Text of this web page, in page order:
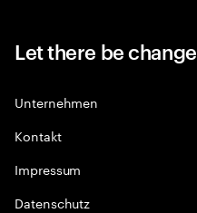
Let there be change
Unternehmen
Kontakt
Impressum
Datenschutz